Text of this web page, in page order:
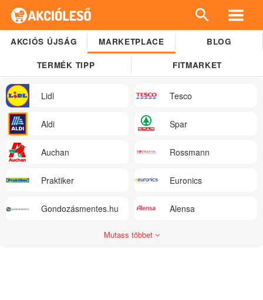
AKCIÓS ÚJSÁG MARKETPLACE BLOG
TERMÉK TIPP FITMARKET
Lidl Tesco
Aldi Spar
Auchan Rossmann
Praktiker Euronics
Gondozásmentes.hu Alensa
Mutass többet